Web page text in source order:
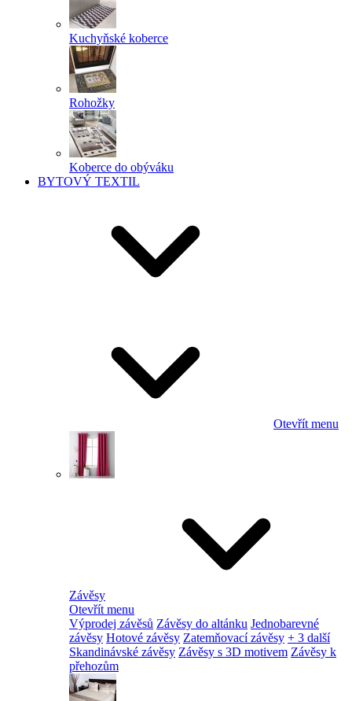
Kuchyňské koberce
Rohožky
Koberce do obýváku
BYTOVÝ TEXTIL
Otevřít menu
Závěsy
Otevřít menu
Výprodej závěsů Závěsy do altánku Jednobarevné
závěsy Hotové závěsy Zatemňovací závěsy + 3 další
Skandinávské závěsy Závěsy s 3D motivem Závěsy k
přehozům